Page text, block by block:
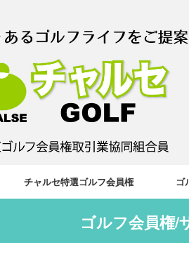
チャルセ特選ゴルフ会員権 ゴ
ゴルフ会員権/